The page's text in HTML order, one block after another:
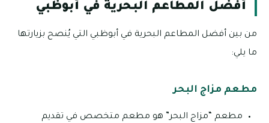
أفضل المطاعم البحرية في أبوظبي
من بين أفضل المطاعم البحرية في أبوظبي التي يُنصح بزيارتها
ما يلي:
مطعم مزاج البحر
مطعم “مزاج البحر” هو مطعم متخصص في تقديم